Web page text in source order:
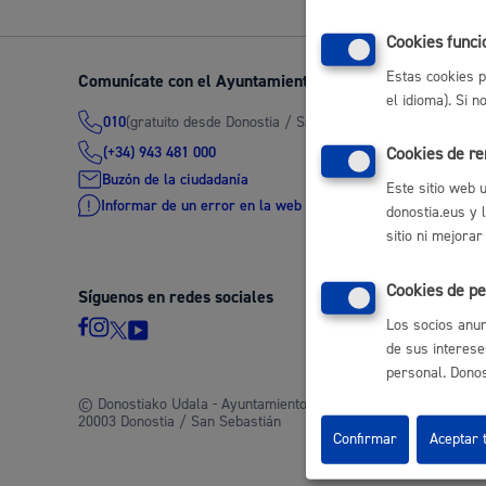
Movilidad
Seguridad ciudadana y emergencias
Salud Pública, animales y consumo
Infancia y juventud
Comunícate con el Ayuntamiento de Donostia / San
010(gratuito desde Donostia / San Sebastián)
(+34) 943 481 000
Buzón de la ciudadanía
Informar de un error en la web
Síguenos en redes sociales
© Donostiako Udala - Ayuntamiento de Donostia / San
20003 Donostia / San Sebastián
Cookies
Estas cookies
el idioma). Si
Cookies de
Este sitio web
donostia.eus y
sitio ni mejorar
Cookies de
Los socios
de sus
personal.
Confirmar Aceptar